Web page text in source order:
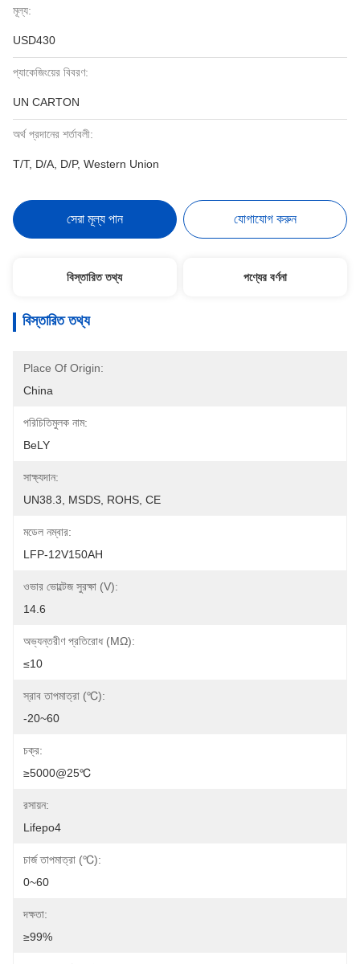
মূল্য:
USD430
প্যাকেজিংয়ের বিবরণ:
UN CARTON
অর্থ প্রদানের শর্তাবলী:
T/T, D/A, D/P, Western Union
সেরা মূল্য পান যোগাযোগ করুন
বিস্তারিত তথ্য পণ্যের বর্ণনা
বিস্তারিত তথ্য
Place Of Origin:
China
পরিচিতিমুলক নাম:
BeLY
সাক্ষ্যদান:
UN38.3, MSDS, ROHS, CE
মডেল নম্বার:
LFP-12V150AH
ওভার ভোল্টেজ সুরক্ষা (V):
14.6
অভ্যন্তরীণ প্রতিরোধ (mΩ):
≤10
স্রাব তাপমাত্রা (℃):
-20~60
চক্র:
≥5000@25℃
রসায়ন:
Lifepo4
চার্জ তাপমাত্রা (℃):
0~60
দক্ষতা:
≥99%